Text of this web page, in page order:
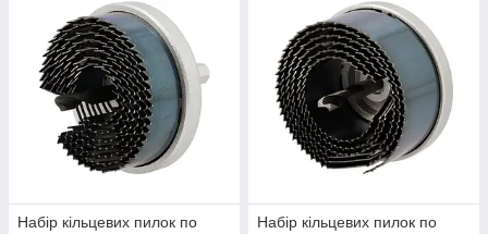
Набір кільцевих пилок по
Набір кільцевих пилок по